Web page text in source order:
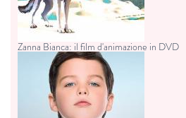
Zanna Bianca: il film d'animazione in DVD